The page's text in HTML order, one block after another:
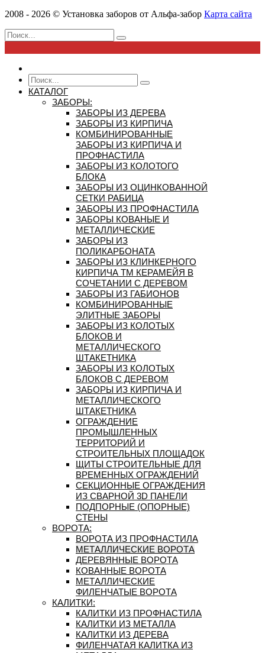
2008 - 2026 © Установка заборов от Альфа-забор Карта сайта
КАТАЛОГ
ЗАБОРЫ:
ЗАБОРЫ ИЗ ДЕРЕВА
ЗАБОРЫ ИЗ КИРПИЧА
КОМБИНИРОВАННЫЕ
ЗАБОРЫ ИЗ КИРПИЧА И
ПРОФНАСТИЛА
ЗАБОРЫ ИЗ КОЛОТОГО
БЛОКА
ЗАБОРЫ ИЗ ОЦИНКОВАННОЙ
СЕТКИ РАБИЦА
ЗАБОРЫ ИЗ ПРОФНАСТИЛА
ЗАБОРЫ КОВАНЫЕ И
МЕТАЛЛИЧЕСКИЕ
ЗАБОРЫ ИЗ
ПОЛИКАРБОНАТА
ЗАБОРЫ ИЗ КЛИНКЕРНОГО
КИРПИЧА ТМ КЕРАМЕЙЯ В
СОЧЕТАНИИ С ДЕРЕВОМ
ЗАБОРЫ ИЗ ГАБИОНОВ
КОМБИНИРОВАННЫЕ
ЭЛИТНЫЕ ЗАБОРЫ
ЗАБОРЫ ИЗ КОЛОТЫХ
БЛОКОВ И
МЕТАЛЛИЧЕСКОГО
ШТАКЕТНИКА
ЗАБОРЫ ИЗ КОЛОТЫХ
БЛОКОВ С ДЕРЕВОМ
ЗАБОРЫ ИЗ КИРПИЧА И
МЕТАЛЛИЧЕСКОГО
ШТАКЕТНИКА
ОГРАЖДЕНИЕ
ПРОМЫШЛЕННЫХ
ТЕРРИТОРИЙ И
СТРОИТЕЛЬНЫХ ПЛОЩАДОК
ЩИТЫ СТРОИТЕЛЬНЫЕ ДЛЯ
ВРЕМЕННЫХ ОГРАЖДЕНИЙ
СЕКЦИОННЫЕ ОГРАЖДЕНИЯ
ИЗ СВАРНОЙ 3D ПАНЕЛИ
ПОДПОРНЫЕ (ОПОРНЫЕ)
СТЕНЫ
ВОРОТА:
ВОРОТА ИЗ ПРОФНАСТИЛА
МЕТАЛЛИЧЕСКИЕ ВОРОТА
ДЕРЕВЯННЫЕ ВОРОТА
КОВАННЫЕ ВОРОТА
МЕТАЛЛИЧЕСКИЕ
ФИЛЕНЧАТЫЕ ВОРОТА
КАЛИТКИ:
КАЛИТКИ ИЗ ПРОФНАСТИЛА
КАЛИТКИ ИЗ МЕТАЛЛА
КАЛИТКИ ИЗ ДЕРЕВА
ФИЛЕНЧАТАЯ КАЛИТКА ИЗ